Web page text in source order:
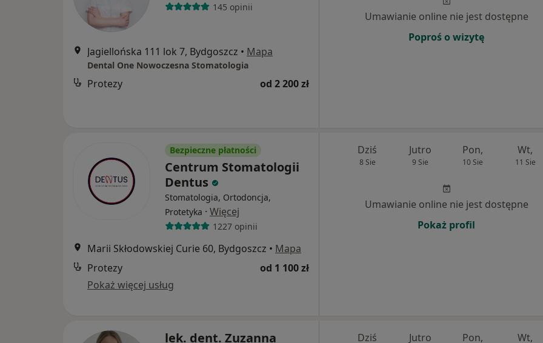
145 opinii
Jagiellońska 111 lok 7, Bydgoszcz • Mapa
Dental One Nowoczesna Stomatologia
Protezy od 2 200 zł
Umawianie online nie jest dostępne
Poproś o wizytę
Bezpieczne płatności
Centrum Stomatologii
Dentus
Stomatologia, Ortodoncja,
Protetyka · Więcej
1227 opinii
Marii Skłodowskiej Curie 60, Bydgoszcz • Mapa
Protezy
od 1 100 zł
Pokaż więcej usług
Dziś
8 Sie
Jutro
9 Sie
Pon,
10 Sie
Wt,
11 Sie
Umawianie online nie jest dostępne
Pokaż profil
lek. dent. Zuzanna Dziś Jutro Pon, Wt,